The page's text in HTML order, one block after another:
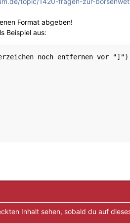
Format abgeben!
Beispiel aus:
noch entfernen vor "]")
Inhalt sehen, sobald du auf